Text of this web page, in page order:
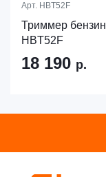
Арт. HBT52F
Триммер
HBT52F
18 190 р.